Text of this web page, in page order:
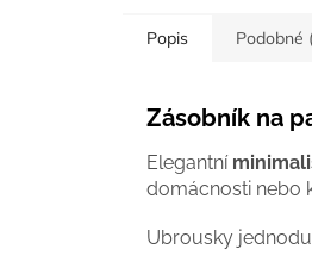
Popis Podobné
Zásobník na
Elegantní
domácnosti nebo
Ubrousky